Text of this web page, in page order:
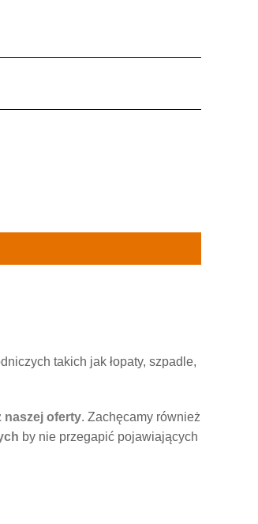
takich jak łopaty, szpadle,
naszej oferty. Zachęcamy również
by nie przegapić pojawiających